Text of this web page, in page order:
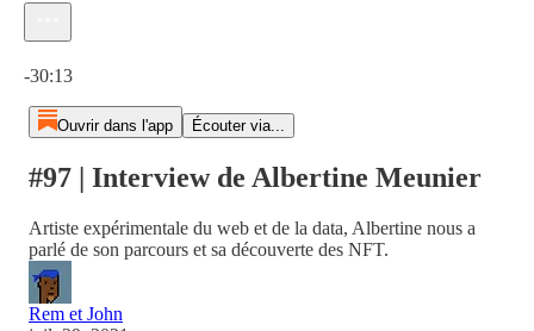
-30:13
Ouvrir dans l'app Écouter via...
#97 | Interview de Albertine Meunier
Artiste expérimentale du web et de la data, Albertine nous a
parlé de son parcours et sa découverte des NFT.
Rem et John